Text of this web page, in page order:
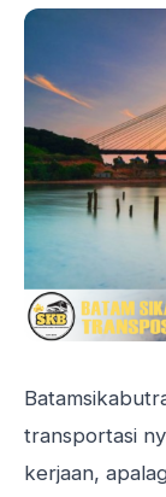
transportasi
kerjaan,